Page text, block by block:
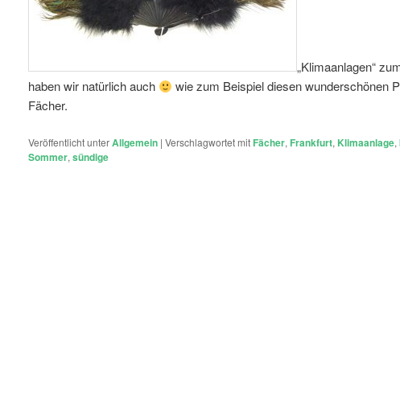
„Klimaanlagen“
haben wir natürlich auch
wie zum Beispiel diesen wunderschönen
Fächer.
Veröffentlicht unterAllgemein | Verschlagwortet mit Fächer, Frankfurt, Klimaanlage,
Sommer, sündige